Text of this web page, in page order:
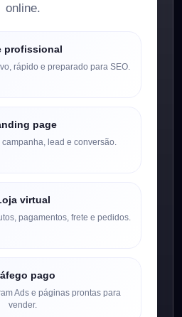
online.
profissional
rápido e preparado para SEO.
page
lead e conversão.
virtual
pagamentos, frete e pedidos.
pago
Ads e páginas prontas para
vender.